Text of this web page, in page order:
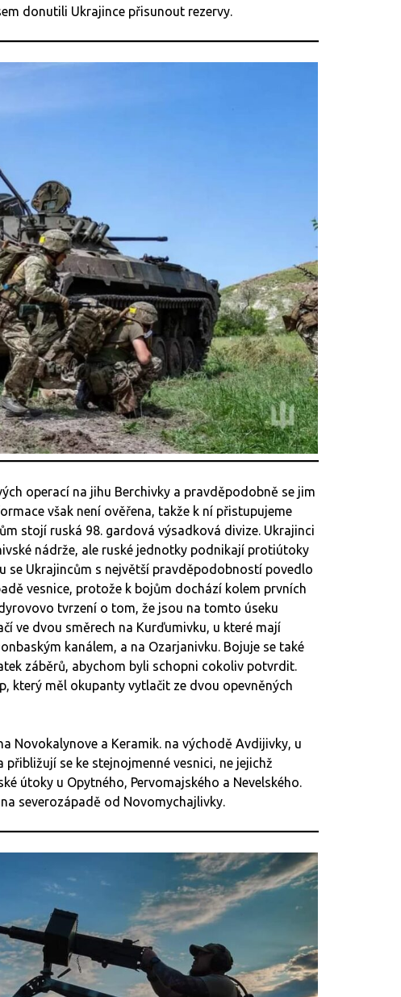
donutili Ukrajince přisunout rezervy.
operací na jihu Berchivky a pravděpodobně se jim
však není ověřena, takže k ní přistupujeme
stojí ruská 98. gardová výsadková divize. Ukrajinci
nádrže, ale ruské jednotky podnikají protiútoky
se Ukrajincům s největší pravděpodobností povedlo
vesnice, protože k bojům dochází kolem prvních
tvrzení o tom, že jsou na tomto úseku
ve dvou směrech na Kurďumivku, u které mají
kanálem, a na Ozarjanivku. Bojuje se také
záběrů, abychom byli schopni cokoliv potvrdit.
který měl okupanty vytlačit ze dvou opevněných
Novokalynove a Keramik. na východě Avdijivky, u
se ke stejnojmenné vesnici, ne jejichž
útoky u Opytného, Pervomajského a Nevelského.
severozápadě od Novomychajlivky.